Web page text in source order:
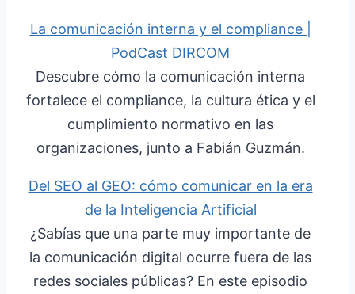
La comunicación interna y el compliance |
PodCast DIRCOM
Descubre cómo la comunicación interna
fortalece el compliance, la cultura ética y el
cumplimiento normativo en las
organizaciones, junto a Fabián Guzmán.
Del SEO al GEO: cómo comunicar en la era
de la Inteligencia Artificial
¿Sabías que una parte muy importante de
la comunicación digital ocurre fuera de las
redes sociales públicas? En este episodio